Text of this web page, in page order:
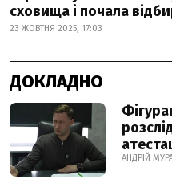
сховища і почала
23 ЖОВТНЯ 2025, 17:03
ДОКЛАДНО
АНДРІЙ